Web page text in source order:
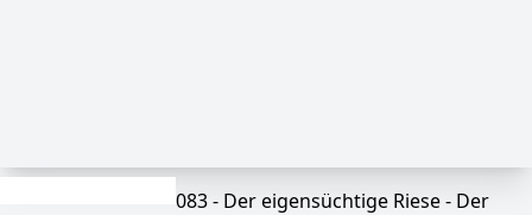
083 - Der eigensüchtige Riese - Der